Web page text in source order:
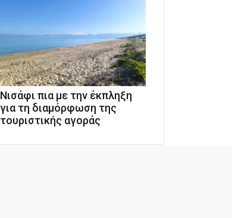
Νισάφι πια με την έκπληξη
για τη διαμόρφωση της
τουριστικής αγοράς